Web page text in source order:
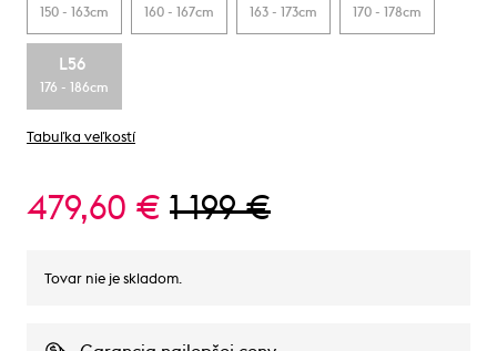
150 - 163cm 160 - 167cm 163 - 173cm 170 - 178cm
L56
176 - 186cm
Tabuľka veľkostí
479,60 € 1 199 €
Tovar nie je skladom.